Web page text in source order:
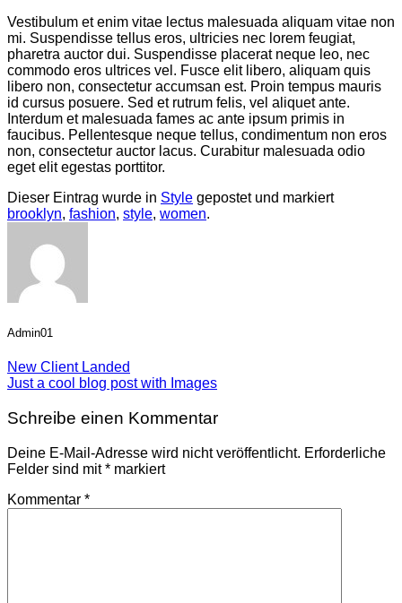
Vestibulum et enim vitae lectus malesuada aliquam vitae non
mi. Suspendisse tellus eros, ultricies nec lorem feugiat,
pharetra auctor dui. Suspendisse placerat neque leo, nec
commodo eros ultrices vel. Fusce elit libero, aliquam quis
libero non, consectetur accumsan est. Proin tempus mauris
id cursus posuere. Sed et rutrum felis, vel aliquet ante.
Interdum et malesuada fames ac ante ipsum primis in
faucibus. Pellentesque neque tellus, condimentum non eros
non, consectetur auctor lacus. Curabitur malesuada odio
eget elit egestas porttitor.
Dieser Eintrag wurde in Style gepostet und markiert
brooklyn, fashion, style, women.
Admin01
New Client Landed
Just a cool blog post with Images
Schreibe einen Kommentar
Deine E-Mail-Adresse wird nicht veröffentlicht. Erforderliche
Felder sind mit* markiert
Kommentar *